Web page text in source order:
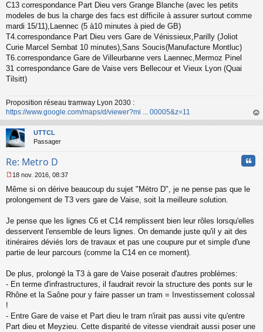
C13 correspondance Part Dieu vers Grange Blanche (avec les petits
modeles de bus la charge des facs est difficile à assurer surtout comme
mardi 15/11),Laennec (5 à10 minutes à pied de GB)
T4.correspondance Part Dieu vers Gare de Vénissieux,Parilly (Joliot
Curie Marcel Sembat 10 minutes),Sans Soucis(Manufacture Montluc)
T6.correspondance Gare de Villeurbanne vers Laennec,Mermoz Pinel
31 correspondance Gare de Vaise vers Bellecour et Vieux Lyon (Quai
Tilsitt)
Proposition réseau tramway Lyon 2030 :
https://www.google.com/maps/d/viewer?mi ... 00005&z=11
au
UTTCL
Passager
Re: Metro D
e
s
g
e
n
o
u
18 nov. 2016, 08:37
Même si on dérive beaucoup du sujet "Métro D", je ne pense pas que le
prolongement de T3 vers gare de Vaise, soit la meilleure solution.
Je pense que les lignes C6 et C14 remplissent bien leur rôles lorsqu'elles
desservent l'ensemble de leurs lignes. On demande juste qu'il y ait des
itinéraires déviés lors de travaux et pas une coupure pur et simple d'une
partie de leur parcours (comme la C14 en ce moment).
De plus, prolongé la T3 à gare de Vaise poserait d'autres problèmes:
- En terme d'infrastructures, il faudrait revoir la structure des ponts sur le
Rhône et la Saône pour y faire passer un tram = Investissement colossal
!
- Entre Gare de vaise et Part dieu le tram n'irait pas aussi vite qu'entre
Part dieu et Meyzieu. Cette disparité de vitesse viendrait aussi poser une